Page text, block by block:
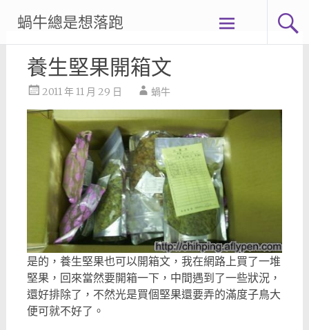
content
蝸牛總是想落跑
養生堅果開箱文
2011 年 11 月 29 日 蝸牛
是的，養生堅果也可以開箱文，我在網路上買了一堆
堅果，回來當然要開箱一下，中間遇到了一些狀況，
還好排除了，不然光是買個堅果還要弄的滿度子鳥大
便可就不好了。